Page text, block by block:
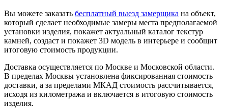
Вы можете заказать бесплатный выезд замерщика на объект,
который сделает необходимые замеры места предполагаемой
установки изделия, покажет актуальный каталог текстур
камней, создаст и покажет 3D модель в интерьере и сообщит
итоговую стоимость продукции.
Доставка осуществляется по Москве и Московской области.
В пределах Москвы установлена фиксированная стоимость
доставки, а за пределами МКАД стоимость рассчитывается,
исходя из километража и включается в итоговую стоимость
изделия.